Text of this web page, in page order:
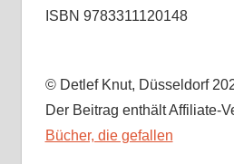
ISBN 9783311120148
© Detlef Knut, Düsseldorf
Der Beitrag enthält Affiliate-
Bücher, die gefallen